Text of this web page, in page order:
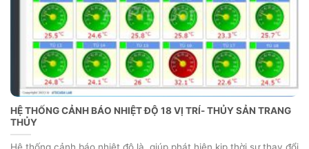
HỆ THỐNG CẢNH BÁO NHIỆT ĐỘ 18 VỊ TRÍ- THỦY SẢN TRANG
THỦY